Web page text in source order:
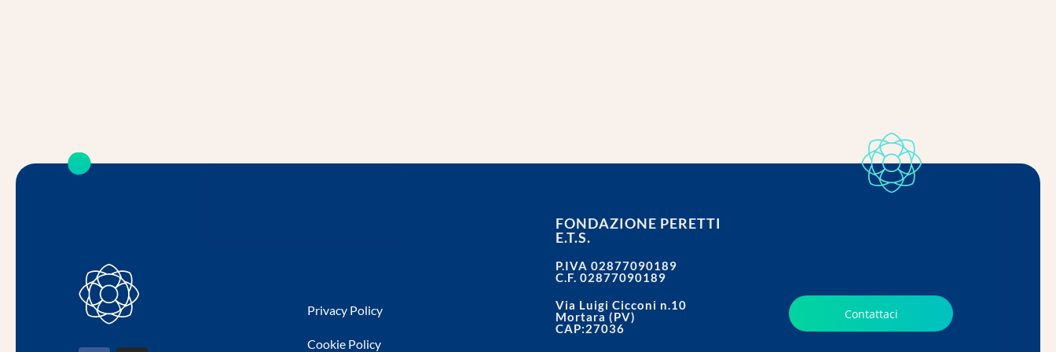
Privacy Policy
Cookie Policy
FONDAZIONE PERETTI
E.T.S.
P.IVA 02877090189
C.F. 02877090189
Via Luigi Cicconi n.10
Mortara (PV)
CAP:27036
Contattaci